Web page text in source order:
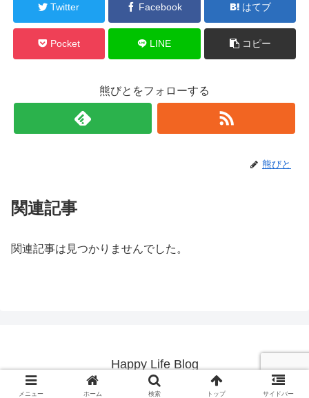
Twitter Facebook はてブ
Pocket LINE コピー
熊びとをフォローする
熊びと
関連記事
関連記事は見つかりませんでした。
Happy Life Blog
© 2019 Happy Life Blog.
メニュー ホーム 検索 トップ サイドバー